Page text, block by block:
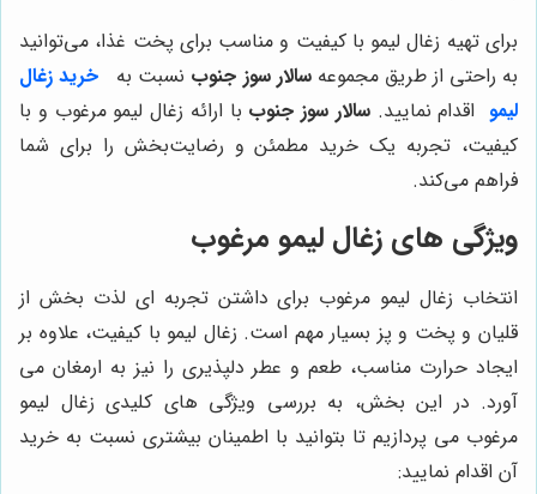
برای تهیه زغال لیمو با کیفیت و مناسب برای پخت غذا، می‌توانید
به راحتی از طریق مجموعهسالار سوز جنوب نسبت به
خرید زغال
لیمو اقدام نمایید.سالار سوز جنوب با ارائه زغال لیمو مرغوب و با
کیفیت، تجربه یک خرید مطمئن و رضایت‌بخش را برای شما
فراهم می‌کند.
ویژگی های زغال لیمو مرغوب
انتخاب زغال لیمو مرغوب برای داشتن تجربه ای لذت بخش از
قلیان و پخت و پز بسیار مهم است. زغال لیمو با کیفیت، علاوه بر
ایجاد حرارت مناسب، طعم و عطر دلپذیری را نیز به ارمغان می
آورد. در این بخش، به بررسی ویژگی های کلیدی زغال لیمو
مرغوب می پردازیم تا بتوانید با اطمینان بیشتری نسبت به خرید
آن اقدام نمایید: